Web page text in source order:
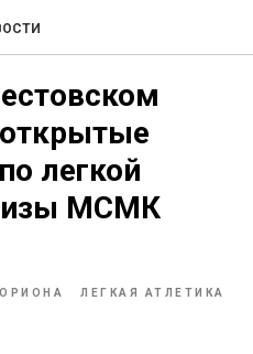
легкой
МСМК
ЛЕГКАЯ АТЛЕТИКА